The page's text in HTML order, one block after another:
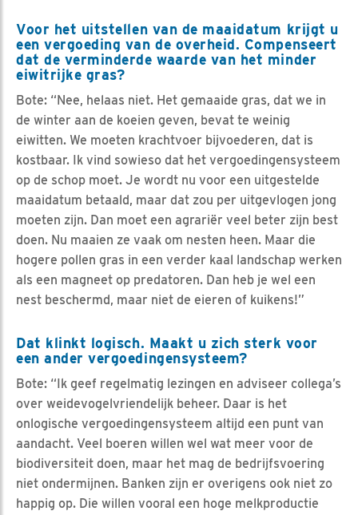
Voor het uitstellen van de maaidatum krijgt u
een vergoeding van de overheid. Compenseert
dat de verminderde waarde van het minder
eiwitrijke gras?
Bote: “Nee, helaas niet. Het gemaaide gras, dat we in
de winter aan de koeien geven, bevat te weinig
eiwitten. We moeten krachtvoer bijvoederen, dat is
kostbaar. Ik vind sowieso dat het vergoedingensysteem
op de schop moet. Je wordt nu voor een uitgestelde
maaidatum betaald, maar dat zou per uitgevlogen jong
moeten zijn. Dan moet een agrariër veel beter zijn best
doen. Nu maaien ze vaak om nesten heen. Maar die
hogere pollen gras in een verder kaal landschap werken
als een magneet op predatoren. Dan heb je wel een
nest beschermd, maar niet de eieren of kuikens!”
Dat klinkt logisch. Maakt u zich sterk voor
een ander vergoedingensysteem?
Bote: “Ik geef regelmatig lezingen en adviseer collega’s
over weidevogelvriendelijk beheer. Daar is het
onlogische vergoedingensysteem altijd een punt van
aandacht. Veel boeren willen wel wat meer voor de
biodiversiteit doen, maar het mag de bedrijfsvoering
niet ondermijnen. Banken zijn er overigens ook niet zo
happig op. Die willen vooral een hoge melkproductie